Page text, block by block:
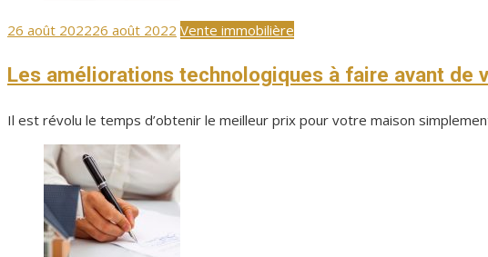
Publié
26 août 202226 août 2022 Vente immobilière
Les améliorations technologiques à faire avant de
Il est révolu le temps d’obtenir le meilleur prix pour votre maison